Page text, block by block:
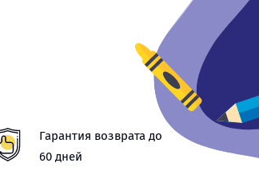
Гарантия возврата до
60 дней